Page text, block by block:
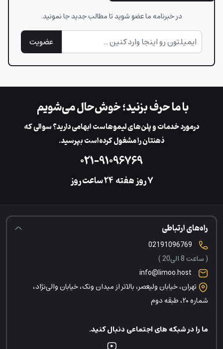
در خبرنامه ما عضو شوید تا مطالب جدید جا نمونید.
عضویت
با ما حرف بزنید؛ خوش‌حال می‌شویم
در‌مورد خدمات و پلن‌های لیمو‌هاست ابهامی دارید؟ سوالی که
ذهنتان را مشغول کرده‌است بپرسید.
۰۲۱-۹۱۰۹۶۷۶۹
۷ روز هفته ‌۲۴ ساعت روز
راه‌های ارتباطی
( ساعت 8 الی20 )
info@limoo.host
تهران، خیابان ولیعصر، بالاتر از میدان ونک، خیابان والی‌نژاد،
شماره ۲۰، طبقه دوم
ما را در شبکه های اجتماعی دنبال کنید.